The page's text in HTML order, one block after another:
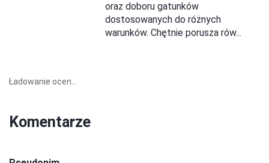
oraz doboru gatunków
dostosowanych do różnych
warunków. Chętnie porusza rów...
Ładowanie ocen...
Komentarze